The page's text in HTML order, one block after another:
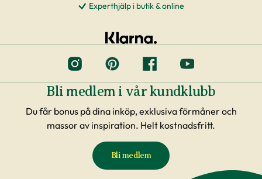
Experthjälp i butik & online
Bli medlem i vår kundklubb
Du får bonus på dina inköp, exklusiva förmåner och
massor av inspiration. Helt kostnadsfritt.
Bli medlem